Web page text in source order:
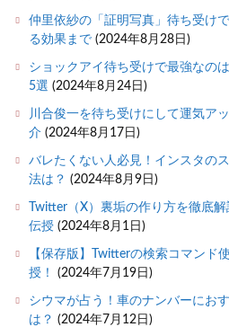
仲里依紗の「証明写真」待ち受け
る効果まで (2024年8月28日)
ショックアイ待ち受けで最強なの
5選 (2024年8月24日)
川合俊一を待ち受けにして運気ア
介 (2024年8月17日)
バレたくない人必見！インスタの
法は？ (2024年8月9日)
Twitter（X）裏垢の作り方を徹底
伝授 (2024年8月1日)
【保存版】Twitterの検索コマンド
授！
(2024年7月19日)
シウマが占う！車のナンバーにお
は？ (2024年7月12日)